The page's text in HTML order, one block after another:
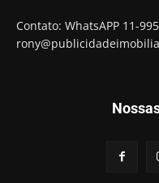
Contato: WhatsAPP 11-